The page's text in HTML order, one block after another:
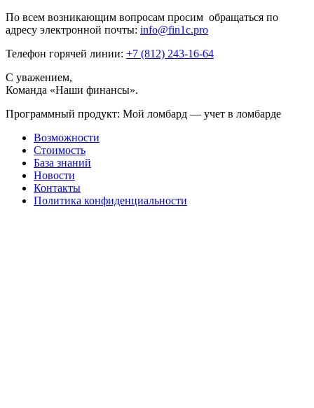
По всем возникающим вопросам просим обращаться по
адресу электронной почты: info@fin1c.pro
Телефон горячей линии: +7 (812) 243-16-64
С уважением,
Команда «Наши финансы».
Программный продукт: Мой ломбард — учет в ломбарде
Возможности
Стоимость
База знаний
Новости
Контакты
Политика конфиденциальности